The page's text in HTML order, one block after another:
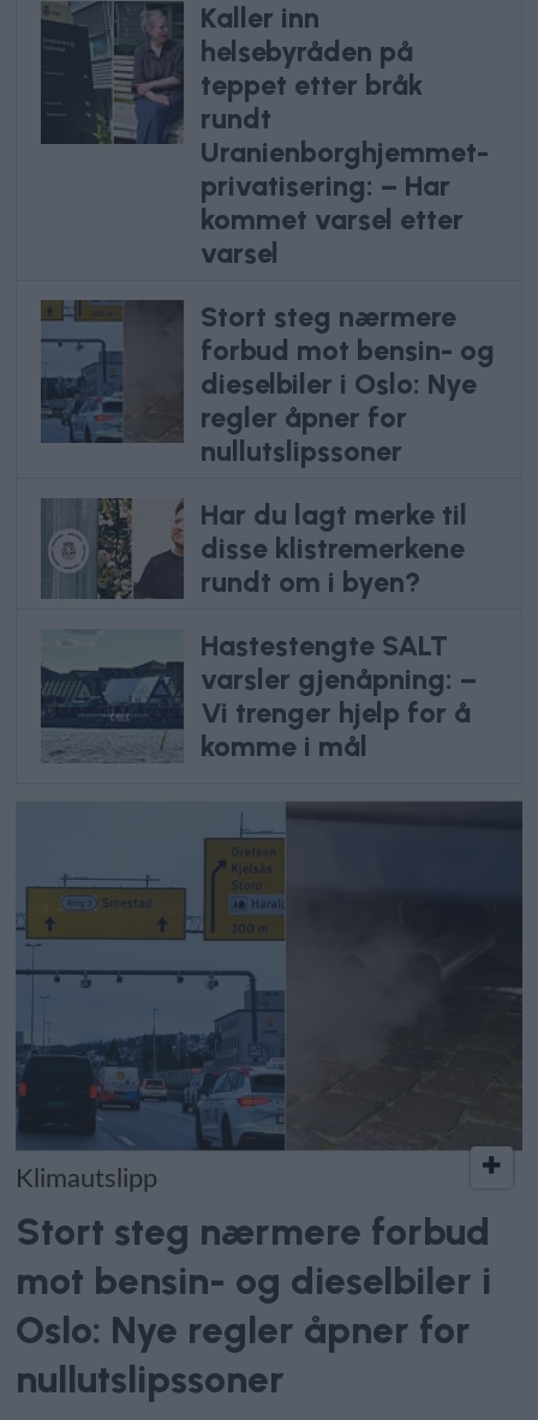
Kaller inn
helsebyråden på
teppet etter bråk
rundt
Uranienborghjemmet-
privatisering: – Har
kommet varsel etter
varsel
Stort steg nærmere
forbud mot bensin- og
dieselbiler i Oslo: Nye
regler åpner for
nullutslipssoner
Har du lagt merke til
disse klistremerkene
rundt om i byen?
Hastestengte SALT
varsler gjenåpning: –
Vi trenger hjelp for å
komme i mål
Klimautslipp
Stort steg nærmere forbud
mot bensin- og dieselbiler i
Oslo: Nye regler åpner for
nullutslipssoner